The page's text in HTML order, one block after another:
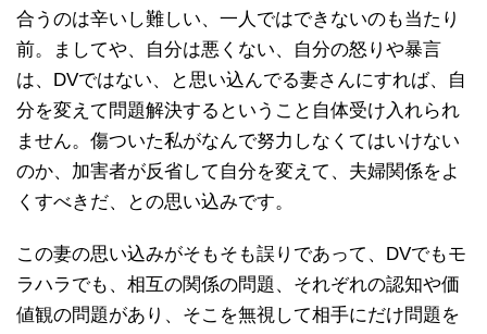
合うのは辛いし難しい、一人ではできないのも当たり
前。ましてや、自分は悪くない、自分の怒りや暴言
は、DVではない、と思い込んでる妻さんにすれば、自
分を変えて問題解決するということ自体受け入れられ
ません。傷ついた私がなんで努力しなくてはいけない
のか、加害者が反省して自分を変えて、夫婦関係をよ
くすべきだ、との思い込みです。
この妻の思い込みがそもそも誤りであって、DVでもモ
ラハラでも、相互の関係の問題、それぞれの認知や価
値観の問題があり、そこを無視して相手にだけ問題を